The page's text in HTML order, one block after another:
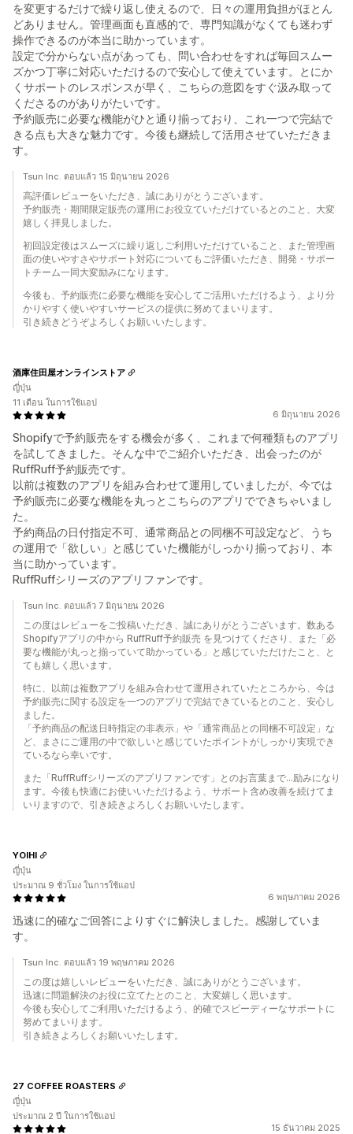
を変更するだけで繰り返し使えるので、日々の運用負担がほとん
どありません。管理画面も直感的で、専門知識がなくても迷わず
操作できるのが本当に助かっています。
設定で分からない点があっても、問い合わせをすれば毎回スムー
ズかつ丁寧に対応いただけるので安心して使えています。とにか
くサポートのレスポンスが早く、こちらの意図をすぐ汲み取って
くださるのがありがたいです。
予約販売に必要な機能がひと通り揃っており、これ一つで完結で
きる点も大きな魅力です。今後も継続して活用させていただきま
す。
Tsun Inc. ตอบแล้ว 15 มิถุนายน 2026
高評価レビューをいただき、誠にありがとうございます。
予約販売・期間限定販売の運用にお役立ていただけているとのこと、大変
嬉しく拝見しました。
初回設定後はスムーズに繰り返しご利用いただけていること、また管理画
面の使いやすさやサポート対応についてもご評価いただき、開発・サポー
トチーム一同大変励みになります。
今後も、予約販売に必要な機能を安心してご活用いただけるよう、より分
かりやすく使いやすいサービスの提供に努めてまいります。
引き続きどうぞよろしくお願いいたします。
6 มิถุนายน 2026
Shopifyで予約販売をする機会が多く、これまで何種類ものアプリ
を試してきました。そんな中でご紹介いただき、出会ったのが
RuffRuff予約販売です。
以前は複数のアプリを組み合わせて運用していましたが、今では
予約販売に必要な機能を丸っとこちらのアプリでできちゃいまし
た。
予約商品の日付指定不可、通常商品との同梱不可設定など、うち
の運用で「欲しい」と感じていた機能がしっかり揃っており、本
当に助かっています。
RuffRuffシリーズのアプリファンです。
酒庫住田屋オンラインストア
ญี่ปุ่น
11 เดือน ในการใช้แอป
Tsun Inc. ตอบแล้ว 7 มิถุนายน 2026
この度はレビューをご投稿いただき、誠にありがとうございます。数ある
Shopifyアプリの中から RuffRuff予約販売 を見つけてくださり、また「必
要な機能が丸っと揃っていて助かっている」と感じていただけたこと、と
ても嬉しく思います。
特に、以前は複数アプリを組み合わせて運用されていたところから、今は
予約販売に関する設定を一つのアプリで完結できているとのこと、安心し
ました。
「予約商品の配送日時指定の非表示」や「通常商品との同梱不可設定」な
ど、まさにご運用の中で欲しいと感じていたポイントがしっかり実現でき
ているなら幸いです。
また「RuffRuffシリーズのアプリファンです」とのお言葉まで…励みになり
ます。今後も快適にお使いいただけるよう、サポート含め改善を続けてま
いりますので、引き続きよろしくお願いいたします。
6 พฤษภาคม 2026
迅速に的確なご回答によりすぐに解決しました。感謝していま
す。
YOIHI
ญี่ปุ่น
ประมาณ 9 ชั่วโมง ในการใช้แอป
Tsun Inc. ตอบแล้ว 19 พฤษภาคม 2026
この度は嬉しいレビューをいただき、誠にありがとうございます。
迅速に問題解決のお役に立てたとのこと、大変嬉しく思います。
今後も安心してご利用いただけるよう、的確でスピーディーなサポートに
努めてまいります。
引き続きよろしくお願いいたします。
15 ธันวาคม 2025
27 COFFEE ROASTERS
ญี่ปุ่น
ประมาณ 2 ปี ในการใช้แอป